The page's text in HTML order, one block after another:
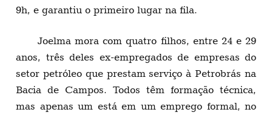
9h, e garantiu o primeiro lugar na fila.
Joelma mora com quatro filhos, entre 24 e 29
anos, três deles ex-empregados de empresas do
setor petróleo que prestam serviço à Petrobrás na
Bacia de Campos. Todos têm formação técnica,
mas apenas um está em um emprego formal, no